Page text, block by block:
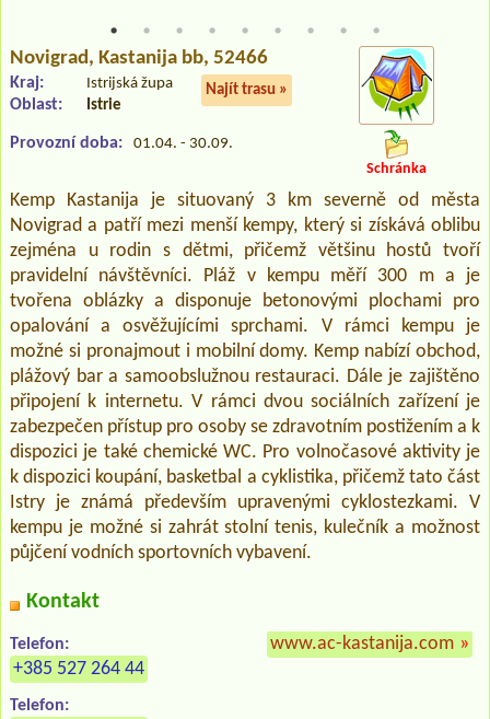
Novigrad , Kastanija bb, 52466
Najít trasu »
Kraj: Istrijská župa
Oblast: Istrie
Provozní doba:
01.04. - 30.09.
Schránka
Kemp Kastanija je situovaný 3 km severně od města
Novigrad a patří mezi menší kempy, který si získává oblibu
zejména u rodin s dětmi, přičemž většinu hostů tvoří
pravidelní návštěvníci. Pláž v kempu měří 300 m a je
tvořena oblázky a disponuje betonovými plochami pro
opalování a osvěžujícími sprchami. V rámci kempu je
možné si pronajmout i mobilní domy. Kemp nabízí obchod,
plážový bar a samoobslužnou restauraci. Dále je zajištěno
připojení k internetu. V rámci dvou sociálních zařízení je
zabezpečen přístup pro osoby se zdravotním postižením a k
dispozici je také chemické WC. Pro volnočasové aktivity je
k dispozici koupání, basketbal a cyklistika, přičemž tato část
Istry je známá především upravenými cyklostezkami. V
kempu je možné si zahrát stolní tenis, kulečník a možnost
půjčení vodních sportovních vybavení.
Kontakt
Telefon:
+385 527 264 44
Telefon:
www.ac-kastanija.com »